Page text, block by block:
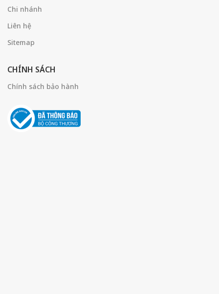
Chi nhánh
Liên hệ
Sitemap
CHÍNH SÁCH
Chính sách bảo hành